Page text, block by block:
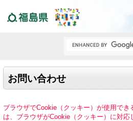
お問い合わせ
ブラウザでCookie（クッキー）が使用で
は、ブラウザがCookie（クッキー）に対